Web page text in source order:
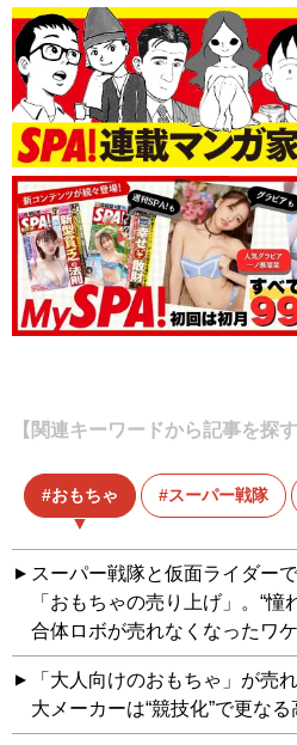
【関連キーワードから記事を探す
おもちゃ スーパー戦隊
スーパー戦隊と仮面ライダー
「おもちゃの売り上げ」。“憧
合体ロボが売れなくなったワケ
「大人向けのおもちゃ」が売
大メーカーは“競技化”で更なる